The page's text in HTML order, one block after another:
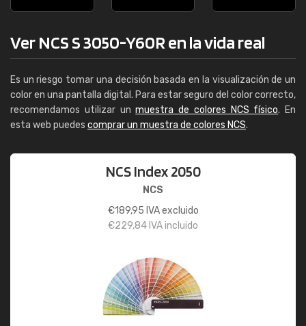
Ver NCS S 3050-Y60R en la vida real
Es un riesgo tomar una decisión basada en la visualización de un
color en una pantalla digital. Para estar seguro del color correcto,
recomendamos utilizar unmuestra de colores NCS físico. En
esta web puedes comprar un muestra de colores NCS.
NCS Index 2050
NCS
€189,95 IVA excluido
€229,84 IVA incluido